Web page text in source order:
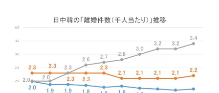
【米韓激突案件】韓国消費者院が『クーパ
ン』1人当たり賠償10万ウォンを認定 ⇒ 総額3兆7,000億
韓国で猛暑。南東部では干ばつ
韓国型イージス搭載の次世代駆逐艦
「KDDX」1番艦、2032年竣工と公示
『Money1』
【対日本円】ウォン安が急進！ 日米の協調